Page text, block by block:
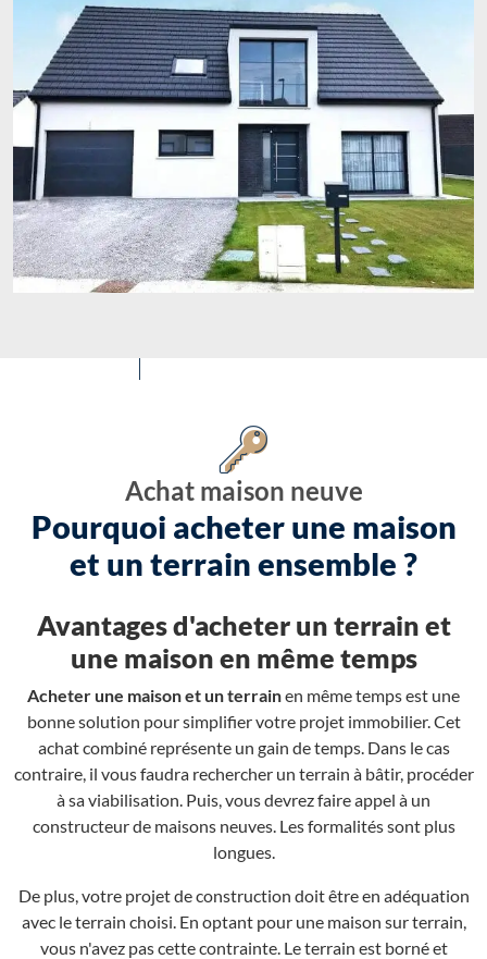
Achat maison neuve
Pourquoi acheter une maison
et un terrain ensemble ?
Avantages d'acheter un terrain et
une maison en même temps
Acheter une maison et un terrainen même temps est une
bonne solution pour simplifier votre projet immobilier. Cet
achat combiné représente un gain de temps. Dans le cas
contraire, il vous faudra rechercher un terrain à bâtir, procéder
à sa viabilisation. Puis, vous devrez faire appel à un
constructeur de maisons neuves. Les formalités sont plus
longues.
De plus, votre projet de construction doit être en adéquation
avec le terrain choisi. En optant pour une maison sur terrain,
vous n'avez pas cette contrainte. Le terrain est borné et